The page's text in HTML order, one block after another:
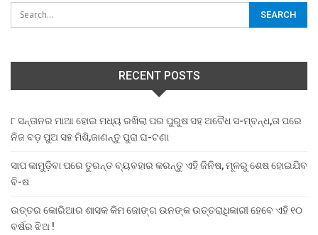
RECENT POSTS
୮ ସନ୍ତାନର ମାଆ ହୋଇ ମଧ୍ୟ ରଖିଲା ପର ପୁରୁଷ ସହ ଅବୈଧ ସ-ମ୍ବନ୍ଧ,ତା ପରେ
ନିଜ ବଡ଼ ପୁଅ ସହ ମିଶି,ଜାଣନ୍ତୁ ପୁରା ଘ-ଟଣା
ସାପ କାମୁଡ଼ିବା ପରେ ତୁରନ୍ତ ବ୍ୟବହାର କରନ୍ତୁ ଏହି ଜିନିଷ, ମୂଳରୁ ଶେଷ ହୋଇଯିବ
ବି-ଷ
ଉତ୍ତର କୋରିଆର ଶାସକ କିମ ଜୋଙ୍ଗ ଉନଙ୍କ ଉତ୍ତରାଧିକାରୀ ହେବେ ଏହି ୧୦
ବର୍ଷର ଝିଅ !